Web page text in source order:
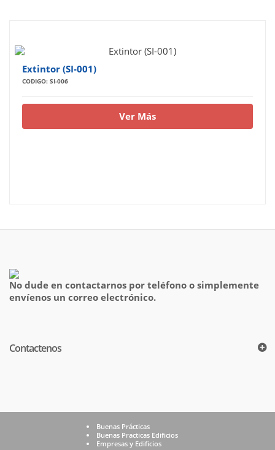
Extintor (SI-001)
CODIGO: SI-006
Ver Más
No dude en contactarnos por teléfono o simplemente
envíenos un correo electrónico.
Contactenos
Buenas Prácticas
Buenas Practicas Edificios
Empresas y Edificios